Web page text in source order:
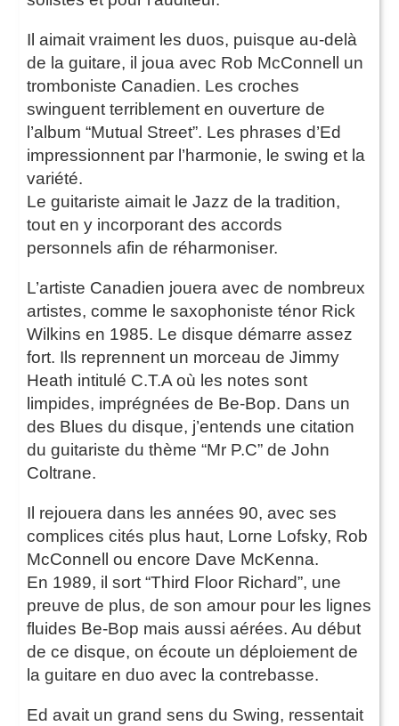
Il aimait vraiment les duos, puisque au-delà
de la guitare, il joua avec Rob McConnell un
tromboniste Canadien. Les croches
swinguent terriblement en ouverture de
l’album “Mutual Street”. Les phrases d’Ed
impressionnent par l’harmonie, le swing et la
variété.
Le guitariste aimait le Jazz de la tradition,
tout en y incorporant des accords
personnels afin de réharmoniser.
L’artiste Canadien jouera avec de nombreux
artistes, comme le saxophoniste ténor Rick
Wilkins en 1985. Le disque démarre assez
fort. Ils reprennent un morceau de Jimmy
Heath intitulé C.T.A où les notes sont
limpides, imprégnées de Be-Bop. Dans un
des Blues du disque, j’entends une citation
du guitariste du thème “Mr P.C” de John
Coltrane.
Il rejouera dans les années 90, avec ses
complices cités plus haut, Lorne Lofsky, Rob
McConnell ou encore Dave McKenna.
En 1989, il sort “Third Floor Richard”, une
preuve de plus, de son amour pour les lignes
fluides Be-Bop mais aussi aérées. Au début
de ce disque, on écoute un déploiement de
la guitare en duo avec la contrebasse.
Ed avait un grand sens du Swing, ressentait